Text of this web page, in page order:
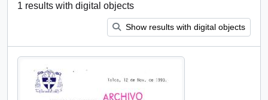
1 results with digital objects
Show results with digital objects